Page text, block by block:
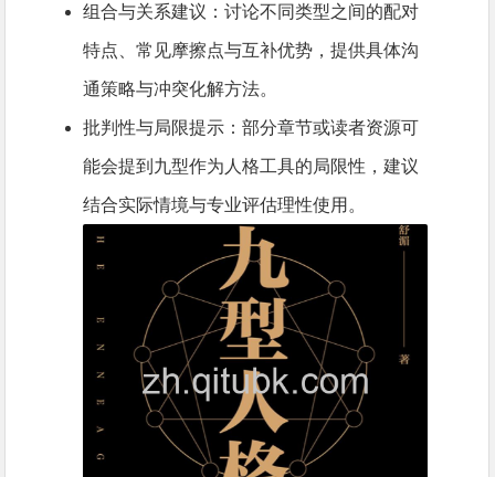
组合与关系建议：讨论不同类型之间的配对
特点、常见摩擦点与互补优势，提供具体沟
通策略与冲突化解方法。
批判性与局限提示：部分章节或读者资源可
能会提到九型作为人格工具的局限性，建议
结合实际情境与专业评估理性使用。